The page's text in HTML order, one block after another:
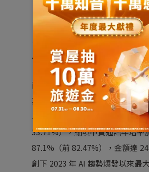
面對製造業景氣回
下行風險有所支撐
而在這波關稅搶出口風潮中，台
其亮眼，7 月的出口再度創歷史
566.84 億美元，年增率 41.9%（
33.71%），細項中資通訊年增率
87.1%（前 82.47%），金額達
創下 2023 年 AI 趨勢爆發以來最